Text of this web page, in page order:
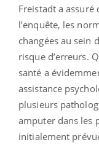
Freistadt a assuré
l’enquête, les
changées au sein
risque d’erreurs.
santé a
assistance
plusieurs
amputer dans les
initialement